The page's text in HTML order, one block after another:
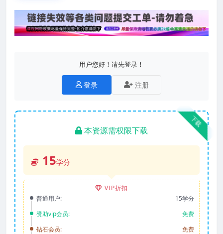
用户您好！请先登录！
登录 注册
下载
本资源需权限下载
15学分
VIP折扣
普通用户:
15学分
赞助vip会员:
免费
钻石会员:
免费